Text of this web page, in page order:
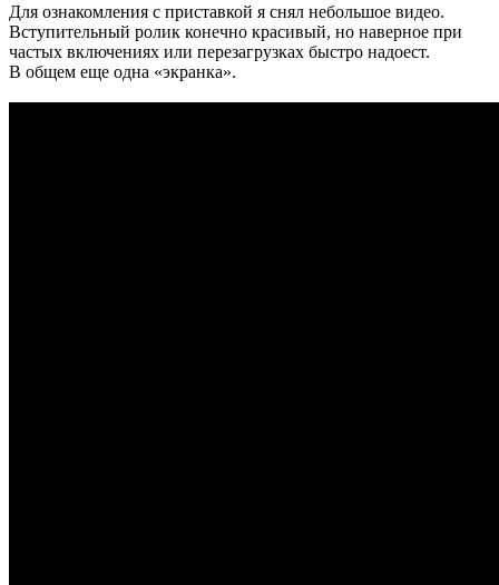
Для ознакомления с приставкой я снял небольшое видео.
Вступительный ролик конечно красивый, но наверное при
частых включениях или перезагрузках быстро надоест.
В общем еще одна «экранка».